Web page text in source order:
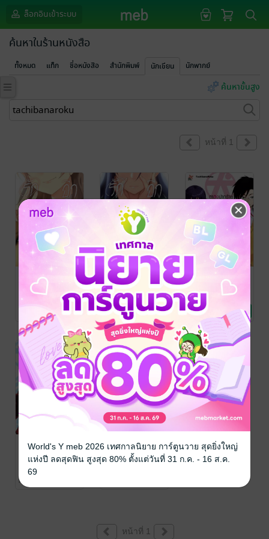
ล็อกอินเข้าระบบ
ค้นหาในร้านหนังสือ
ทั้งหมด แท็ก ชื่อหนังสือ สำนักพิมพ์ นักเขียน นักพากย์
ค้นหาขั้นสูง
หน้าที่ 1
รักข้างเดียวอีก
ครั้ง 2
Tachibanaroku/
LUCKPIM
Publishing
การ์ตูนทั่วไป
รักข้างเดียวอีก
ครั้ง 1
Tachibanaroku/
LUCKPIM
Publishing
การ์ตูนทั่วไป
5 Rating
ตาลิงปากร้าย
ปั่นหัว (ใจ) ยัย
หมาสุดเปิ่น เล่ม
1
TACHIBANAROKU
/ DEXPRESS
การ์ตูนทั่วไป
1 Rating
ปั่นหัว (ใจ) ยัย
หมาสุดเปิ่น เล่ม
2
TACHIBANAROKU
/ DEXPRESS
การ์ตูนทั่วไป
No Rating
ปั่นหัว (ใจ) ยัย
หมาสุดเปิ่น เล่ม
TACHIBANAROKU
หน้าที่ 1
World's Y meb 2026 เทศกาลนิยาย การ์ตูนวาย สุดยิ่งใหญ่
แห่งปี ลดสุดฟิน สูงสุด 80% ตั้งแต่วันที่ 31 ก.ค. - 16 ส.ค.
69